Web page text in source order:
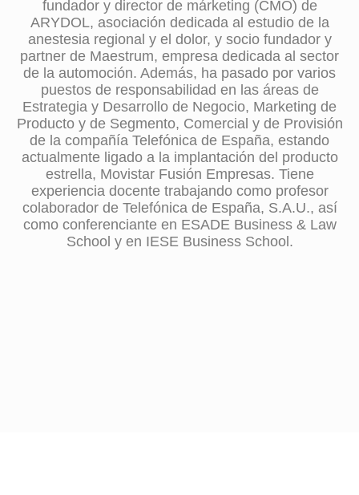
fundador y director de márketing (CMO) de
ARYDOL, asociación dedicada al estudio de la
anestesia regional y el dolor, y socio fundador y
partner de Maestrum, empresa dedicada al sector
de la automoción. Además, ha pasado por varios
puestos de responsabilidad en las áreas de
Estrategia y Desarrollo de Negocio, Marketing de
Producto y de Segmento, Comercial y de Provisión
de la compañía Telefónica de España, estando
actualmente ligado a la implantación del producto
estrella, Movistar Fusión Empresas. Tiene
experiencia docente trabajando como profesor
colaborador de Telefónica de España, S.A.U., así
como conferenciante en ESADE Business & Law
School y en IESE Business School.